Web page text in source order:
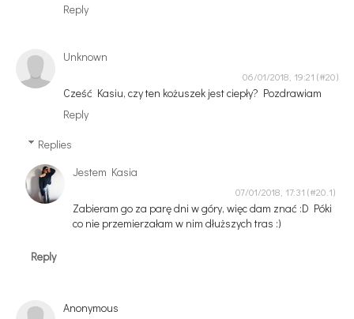
Reply
Unknown
06/01/2018, 19:21
Cześć Kasiu, czy ten kożuszek jest ciepły? Pozdrawiam
Reply
Replies
Jestem Kasia
07/01/2018, 17:31
Zabieram go za parę dni w góry, więc dam znać :D Póki
co nie przemierzałam w nim dłuższych tras :)
Reply
Anonymous